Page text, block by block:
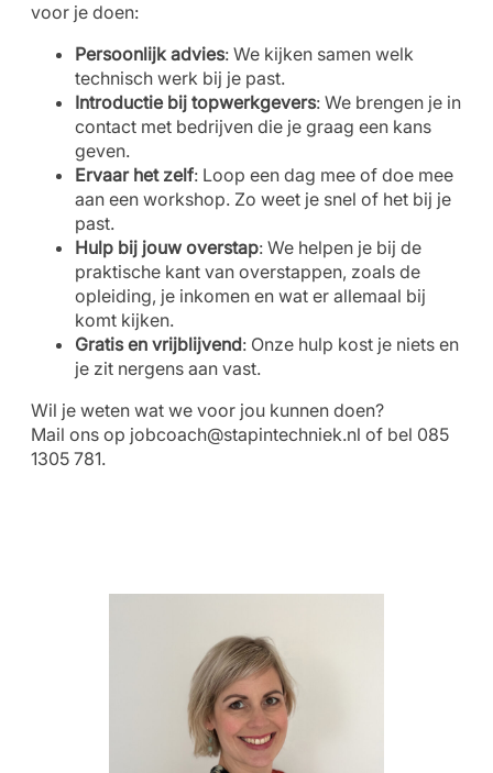
voor je doen:
Persoonlijk advies: We kijken samen welk
technisch werk bij je past.
Introductie bij topwerkgevers: We brengen je in
contact met bedrijven die je graag een kans
geven.
Ervaar het zelf: Loop een dag mee of doe mee
aan een workshop. Zo weet je snel of het bij je
past.
Hulp bij jouw overstap: We helpen je bij de
praktische kant van overstappen, zoals de
opleiding, je inkomen en wat er allemaal bij
komt kijken.
Gratis en vrijblijvend: Onze hulp kost je niets en
je zit nergens aan vast.
Wil je weten wat we voor jou kunnen doen?
Mail ons op jobcoach@stapintechniek.nl of bel 085
1305 781.